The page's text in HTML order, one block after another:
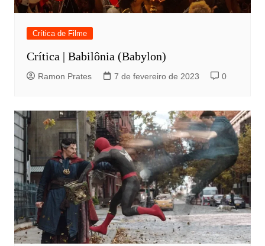
Crítica de Filme
Crítica | Babilônia (Babylon)
Ramon Prates 7 de fevereiro de 2023 0